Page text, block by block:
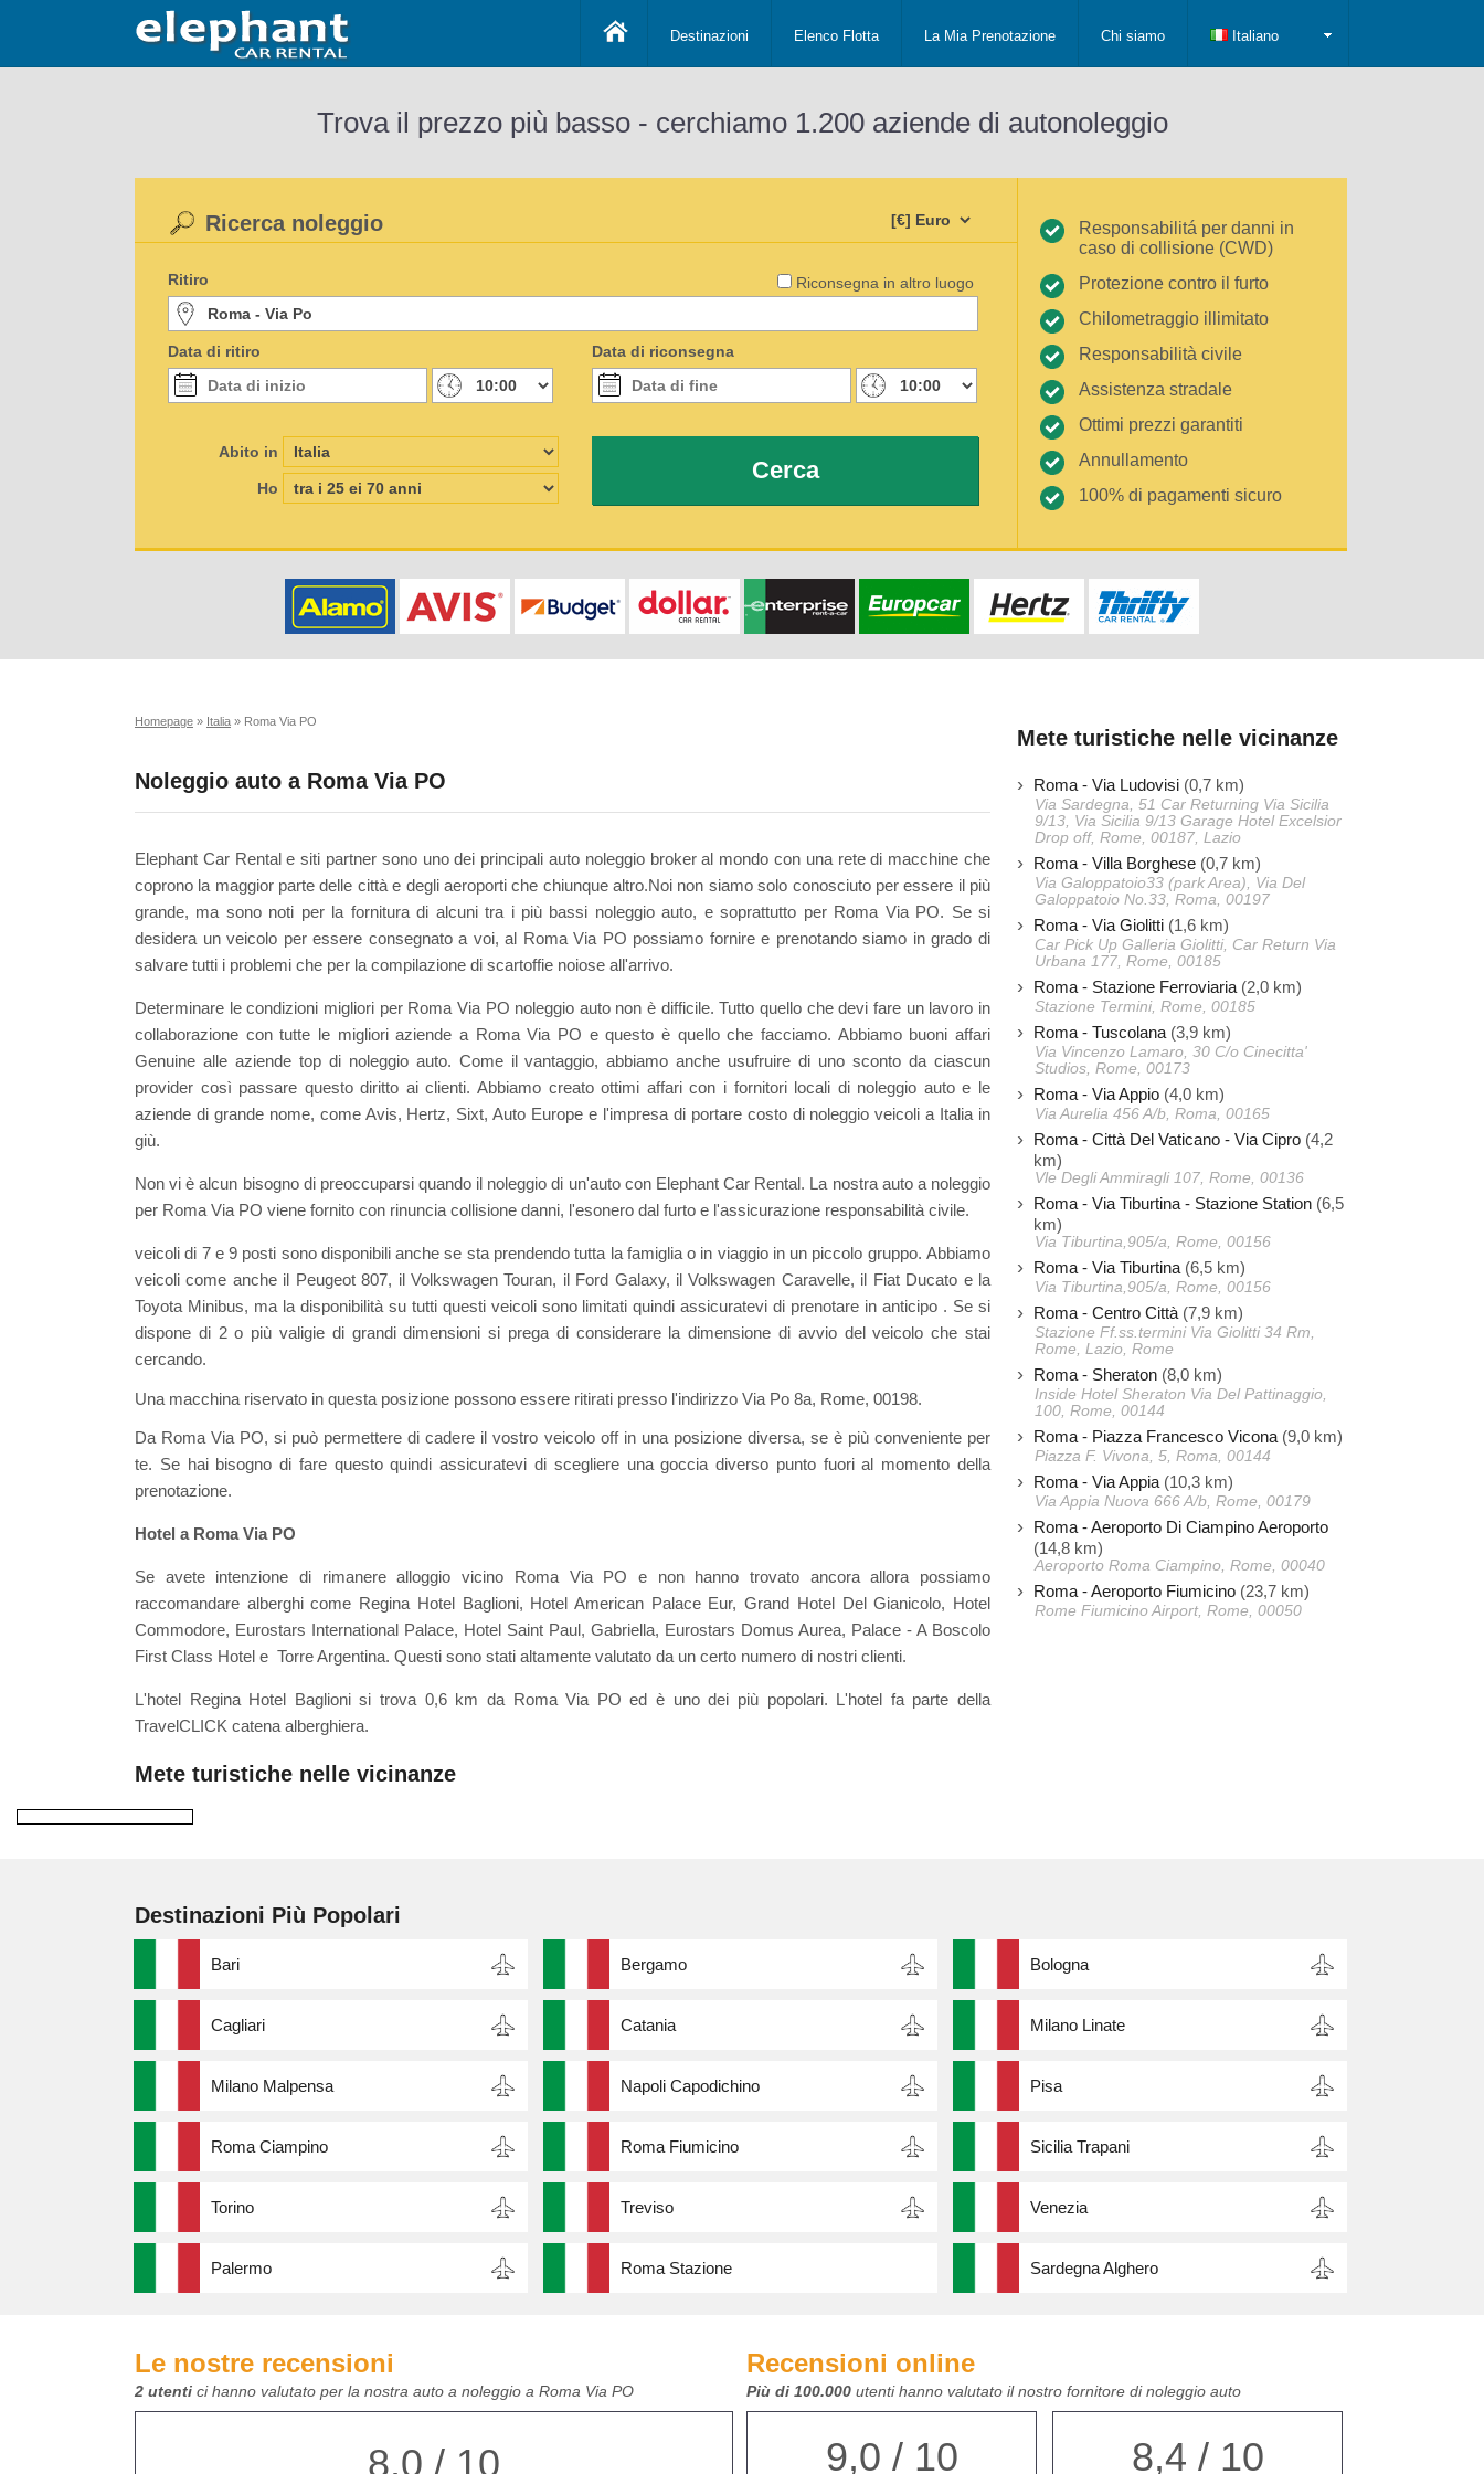
Destinazioni Elenco Flotta La Mia Prenotazione Chi siamo Italiano
Trova il prezzo più basso - cerchiamo 1.200 aziende di autonoleggio
Riconsegna in altro luogo
Ricerca noleggio
Ritiro
Data di ritiro Data di riconsegna
Abito in
Ho
Cerca
Responsabilitá per danni in
caso di collisione (CWD)
Protezione contro il furto
Chilometraggio illimitato
Responsabilità civile
Assistenza stradale
Ottimi prezzi garantiti
Annullamento
100% di pagamenti sicuro
Homepage » Italia » Roma Via PO
Noleggio auto a Roma Via PO
Elephant Car Rental e siti partner sono uno dei principali auto noleggio broker al mondo con una rete di macchine che
coprono la maggior parte delle città e degli aeroporti che chiunque altro.Noi non siamo solo conosciuto per essere il più
grande, ma sono noti per la fornitura di alcuni tra i più bassi noleggio auto, e soprattutto per Roma Via PO. Se si
desidera un veicolo per essere consegnato a voi, al Roma Via PO possiamo fornire e prenotando siamo in grado di
salvare tutti i problemi che per la compilazione di scartoffie noiose all'arrivo.
Determinare le condizioni migliori per Roma Via PO noleggio auto non è difficile. Tutto quello che devi fare un lavoro in
collaborazione con tutte le migliori aziende a Roma Via PO e questo è quello che facciamo. Abbiamo buoni affari
Genuine alle aziende top di noleggio auto. Come il vantaggio, abbiamo anche usufruire di uno sconto da ciascun
provider così passare questo diritto ai clienti. Abbiamo creato ottimi affari con i fornitori locali di noleggio auto e le
aziende di grande nome, come Avis, Hertz, Sixt, Auto Europe e l'impresa di portare costo di noleggio veicoli a Italia in
giù.
Non vi è alcun bisogno di preoccuparsi quando il noleggio di un'auto con Elephant Car Rental. La nostra auto a noleggio
per Roma Via PO viene fornito con rinuncia collisione danni, l'esonero dal furto e l'assicurazione responsabilità civile.
veicoli di 7 e 9 posti sono disponibili anche se sta prendendo tutta la famiglia o in viaggio in un piccolo gruppo. Abbiamo
veicoli come anche il Peugeot 807, il Volkswagen Touran, il Ford Galaxy, il Volkswagen Caravelle, il Fiat Ducato e la
Toyota Minibus, ma la disponibilità su tutti questi veicoli sono limitati quindi assicuratevi di prenotare in anticipo . Se si
dispone di 2 o più valigie di grandi dimensioni si prega di considerare la dimensione di avvio del veicolo che stai
cercando.
Una macchina riservato in questa posizione possono essere ritirati presso l'indirizzo Via Po 8a, Rome, 00198.
Da Roma Via PO, si può permettere di cadere il vostro veicolo off in una posizione diversa, se è più conveniente per
te. Se hai bisogno di fare questo quindi assicuratevi di scegliere una goccia diverso punto fuori al momento della
prenotazione.
Hotel a Roma Via PO
Se avete intenzione di rimanere alloggio vicino Roma Via PO e non hanno trovato ancora allora possiamo
raccomandare alberghi come Regina Hotel Baglioni, Hotel American Palace Eur, Grand Hotel Del Gianicolo, Hotel
Commodore, Eurostars International Palace, Hotel Saint Paul, Gabriella, Eurostars Domus Aurea, Palace - A Boscolo
First Class Hotel e Torre Argentina. Questi sono stati altamente valutato da un certo numero di nostri clienti.
L'hotel Regina Hotel Baglioni si trova 0,6 km da Roma Via PO ed è uno dei più popolari. L'hotel fa parte della
TravelCLICK catena alberghiera.
Mete turistiche nelle vicinanze
Mete turistiche nelle vicinanze
Roma - Via Ludovisi (0,7 km)
Via Sardegna, 51 Car Returning Via Sicilia
9/13, Via Sicilia 9/13 Garage Hotel Excelsior
Drop off, Rome, 00187, Lazio
Roma - Villa Borghese (0,7 km)
Via Galoppatoio33 (park Area), Via Del
Galoppatoio No.33, Roma, 00197
Roma - Via Giolitti (1,6 km)
Car Pick Up Galleria Giolitti, Car Return Via
Urbana 177, Rome, 00185
Roma - Stazione Ferroviaria (2,0 km)
Stazione Termini, Rome, 00185
Roma - Tuscolana (3,9 km)
Via Vincenzo Lamaro, 30 C/o Cinecitta'
Studios, Rome, 00173
Roma - Via Appio (4,0 km)
Via Aurelia 456 A/b, Roma, 00165
Roma - Città Del Vaticano - Via Cipro (4,2
km)
Vle Degli Ammiragli 107, Rome, 00136
Roma - Via Tiburtina - Stazione Station (6,5
km)
Via Tiburtina,905/a, Rome, 00156
Roma - Via Tiburtina (6,5 km)
Via Tiburtina,905/a, Rome, 00156
Roma - Centro Città (7,9 km)
Stazione Ff.ss.termini Via Giolitti 34 Rm,
Rome, Lazio, Rome
Roma - Sheraton (8,0 km)
Inside Hotel Sheraton Via Del Pattinaggio,
100, Rome, 00144
Roma - Piazza Francesco Vicona (9,0 km)
Piazza F. Vivona, 5, Roma, 00144
Roma - Via Appia (10,3 km)
Via Appia Nuova 666 A/b, Rome, 00179
Roma - Aeroporto Di Ciampino Aeroporto
(14,8 km)
Aeroporto Roma Ciampino, Rome, 00040
Roma - Aeroporto Fiumicino (23,7 km)
Rome Fiumicino Airport, Rome, 00050
Destinazioni Più Popolari
Bari Bergamo Bologna
Cagliari Catania Milano Linate
Milano Malpensa Napoli Capodichino Pisa
Roma Ciampino Roma Fiumicino Sicilia Trapani
Torino Treviso Venezia
Palermo Roma Stazione Sardegna Alghero
Le nostre recensioni
2 utenti ci hanno valutato per la nostra auto a noleggio a Roma Via PO
8,0 / 10
Recensioni online
Più di 100.000 utenti hanno valutato il nostro fornitore di noleggio auto
9,0 / 10 8,4 / 10